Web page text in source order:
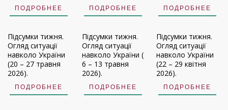
ПОДРОБНЕЕ ПОДРОБНЕЕ ПОДРОБНЕЕ
Підсумки тижня.
Огляд ситуації
навколо України
(20 – 27 травня
2026).
ПОДРОБНЕЕ
Підсумки тижня.
Огляд ситуації
навколо України (
6 – 13 травня
2026).
ПОДРОБНЕЕ
Підсумки тижня.
Огляд ситуації
навколо України
(22 – 29 квітня
2026).
ПОДРОБНЕЕ